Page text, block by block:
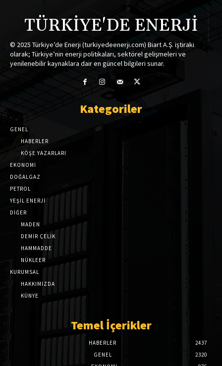
TÜRKİYE'DE ENERJİ
© 2025 Türkiye’de Enerji (turkiyedeenerji.com) Biart A.Ş. iştiraki
olarak; Türkiye’nin enerji politikaları, sektörel gelişmeleri ve
yenilenebilir kaynaklara dair en güncel bilgileri sunar.
Kategoriler
GENEL
HABERLER
KÖŞE YAZARLARI
EKONOMİ
DOĞALGAZ
PETROL
YEŞİL ENERJİ
DİĞER
MADEN
DEMİR ÇELİK
HAMMADDE
NÜKLEER
KURUMSAL
HAKKIMIZDA
KÜNYE
Temel İçerikler
HABERLER
2437
GENEL
2320